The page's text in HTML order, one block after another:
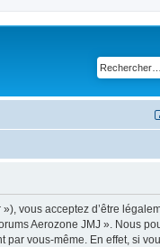
vous acceptez d’être
Aerozone JMJ ». Nous
vous-même. En effet, si